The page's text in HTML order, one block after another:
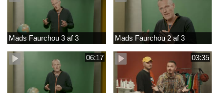
Mads Faurchou 3 af 3 Mads Faurchou 2 af 3
06:17 03:35